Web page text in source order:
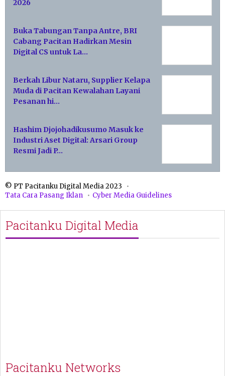
2026
Buka Tabungan Tanpa Antre, BRI
Cabang Pacitan Hadirkan Mesin
Digital CS untuk La…
Berkah Libur Nataru, Supplier Kelapa
Muda di Pacitan Kewalahan Layani
Pesanan hi…
Hashim Djojohadikusumo Masuk ke
Industri Aset Digital: Arsari Group
Resmi Jadi P…
© PT Pacitanku Digital Media 2023
Tata Cara Pasang Iklan
Cyber Media Guidelines
Pacitanku Digital Media
Pacitanku Networks